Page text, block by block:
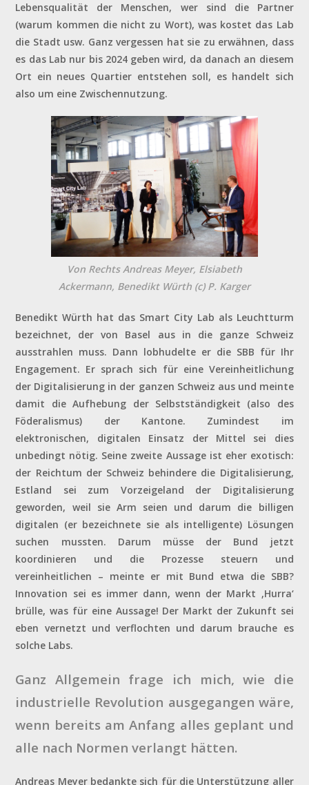
Lebensqualität der Menschen, wer sind die Partner
(warum kommen die nicht zu Wort), was kostet das Lab
die Stadt usw. Ganz vergessen hat sie zu erwähnen, dass
es das Lab nur bis 2024 geben wird, da danach an diesem
Ort ein neues Quartier entstehen soll, es handelt sich
also um eine Zwischennutzung.
Von Rechts Andreas Meyer, Elsiabeth
Ackermann, Benedikt Würth (c) P. Karger
Benedikt Würth hat das Smart City Lab als Leuchtturm
bezeichnet, der von Basel aus in die ganze Schweiz
ausstrahlen muss. Dann lobhudelte er die SBB für Ihr
Engagement. Er sprach sich für eine Vereinheitlichung
der Digitalisierung in der ganzen Schweiz aus und meinte
damit die Aufhebung der Selbstständigkeit (also des
Föderalismus) der Kantone. Zumindest im
elektronischen, digitalen Einsatz der Mittel sei dies
unbedingt nötig. Seine zweite Aussage ist eher exotisch:
der Reichtum der Schweiz behindere die Digitalisierung,
Estland sei zum Vorzeigeland der Digitalisierung
geworden, weil sie Arm seien und darum die billigen
digitalen (er bezeichnete sie als intelligente) Lösungen
suchen mussten. Darum müsse der Bund jetzt
koordinieren und die Prozesse steuern und
vereinheitlichen – meinte er mit Bund etwa die SBB?
Innovation sei es immer dann, wenn der Markt ‚Hurra‘
brülle, was für eine Aussage! Der Markt der Zukunft sei
eben vernetzt und verflochten und darum brauche es
solche Labs.
Ganz Allgemein frage ich mich, wie die
industrielle Revolution ausgegangen wäre,
wenn bereits am Anfang alles geplant und
alle nach Normen verlangt hätten.
Andreas Meyer bedankte sich für die Unterstützung aller